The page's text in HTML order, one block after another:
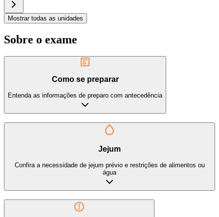
Mostrar todas as unidades
Sobre o exame
Como se preparar
Entenda as informações de preparo com antecedência
Jejum
Confira a necessidade de jejum prévio e restrições de alimentos ou
água